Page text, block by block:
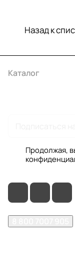
Назад к
Каталог
Продолжая,